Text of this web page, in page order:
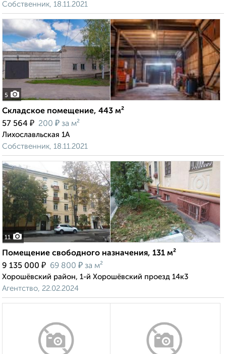
Собственник, 18.11.2021
5
Складское помещение, 443 м²
57 564 ₽ 200 ₽ за м²
Лихославльская 1А
Собственник, 18.11.2021
11
Помещение свободного назначения, 131 м²
9 135 000 ₽ 69 800 ₽ за м²
Хорошёвский район, 1-й Хорошёвский проезд 14к3
Агентство, 22.02.2024